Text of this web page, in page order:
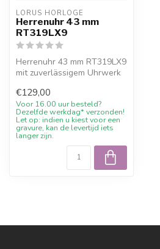
LORUS HORLOGE
Herrenuhr 43 mm
RT319LX9
Herrenuhr 43 mm RT319LX9
mit zuverlässigem Uhrwerk
€129,00
Voor 16.00 uur besteld?
Dezelfde werkdag* verzonden!
Let op: indien u kiest voor een
gravure, kan de levertijd iets
langer zijn.